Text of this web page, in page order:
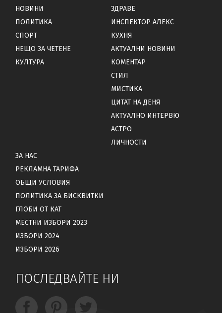
НОВИНИ
ПОЛИТИКА
СПОРТ
НЕЩО ЗА ЧЕТЕНЕ
КУЛТУРА
ЗДРАВЕ
ИНСПЕКТОР АЛЕКС
КУХНЯ
АКТУАЛНИ НОВИНИ
КОМЕНТАР
СТИЛ
МИСТИКА
ЦИТАТ НА ДЕНЯ
АКТУАЛНО ИНТЕРВЮ
АСТРО
ЛИЧНОСТИ
ЗА НАС
РЕКЛАМНА ТАРИФА
ОБЩИ УСЛОВИЯ
ПОЛИТИКА ЗА БИСКВИТКИ
ГЛОБИ ОТ КАТ
МЕСТНИ ИЗБОРИ 2023
ИЗБОРИ 2024
ИЗБОРИ 2026
ПОСЛЕДВАЙТЕ НИ